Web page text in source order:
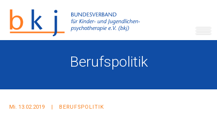
Berufspolitik
Mi. 13.02.2019 BERUFSPOLITIK